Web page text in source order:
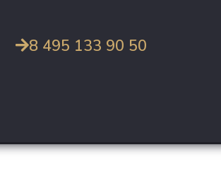
8 495 133 90 50